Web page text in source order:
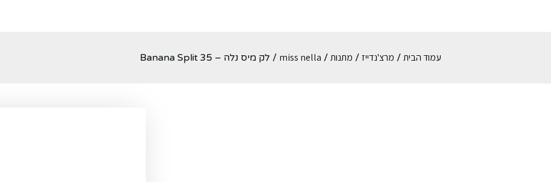
עמוד הבית / מרצ'נדייז / מתנות /
miss nella / לק מיס נלה – Banana Split 35